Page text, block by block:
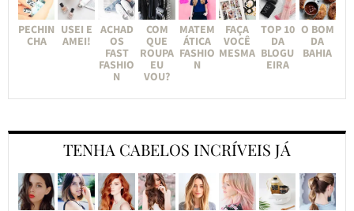
PECHIN
CHA
USEI E
AMEI!
ACHAD
OS
FAST
FASHIO
N
COM
QUE
ROUPA
EU
VOU?
MATEM
ÁTICA
FASHIO
N
FAÇA
VOCÊ
MESMA
TOP 10
DA
BLOGU
EIRA
O BOM
DA
BAHIA
TENHA CABELOS INCRÍVEIS JÁ